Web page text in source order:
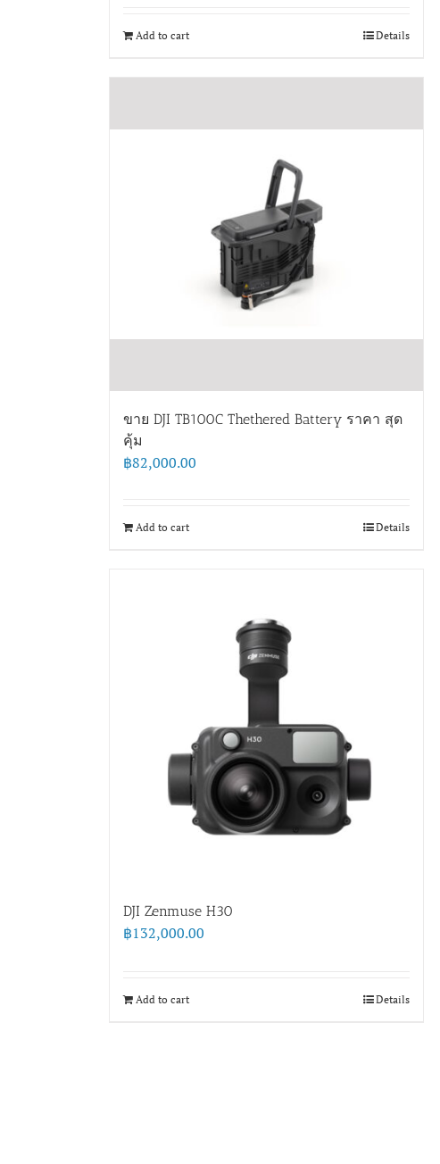
Add to cart Details
ขาย DJI TB100C Thethered Battery ราคา สุด
คุ้ม
฿82,000.00
Add to cart Details
DJI Zenmuse H30
฿132,000.00
Add to cart Details